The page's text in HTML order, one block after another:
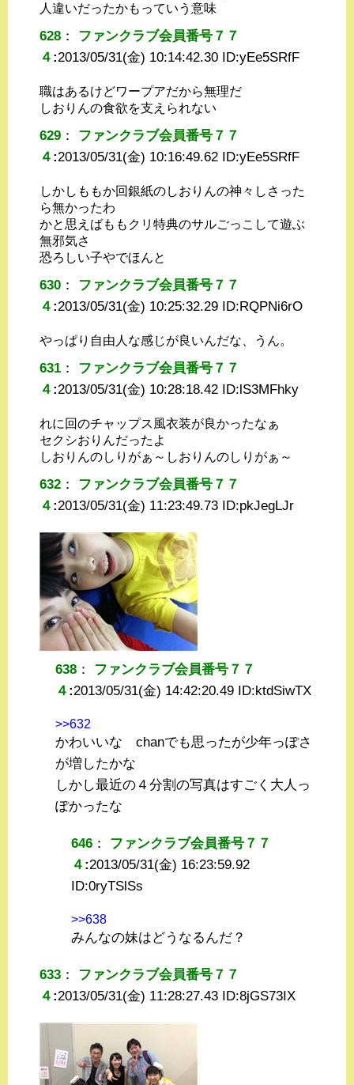
人違いだったかもっていう意味
628 ： ファンクラブ会員番号７７
４ :2013/05/31(金) 10:14:42.30 ID:yEe5SRfF
職はあるけどワープアだから無理だ
しおりんの食欲を支えられない
629 ： ファンクラブ会員番号７７
４ :2013/05/31(金) 10:16:49.62 ID:yEe5SRfF
しかしももか回銀紙のしおりんの神々しさった
ら無かったわ
かと思えばももクリ特典のサルごっこして遊ぶ
無邪気さ
恐ろしい子やでほんと
630 ： ファンクラブ会員番号７７
４ :2013/05/31(金) 10:25:32.29 ID:RQPNi6rO
やっぱり自由人な感じが良いんだな、うん。
631 ： ファンクラブ会員番号７７
４ :2013/05/31(金) 10:28:18.42 ID:lS3MFhky
れに回のチャップス風衣装が良かったなぁ
セクシおりんだったよ
しおりんのしりがぁ～しおりんのしりがぁ～
632 ： ファンクラブ会員番号７７
４ :2013/05/31(金) 11:23:49.73 ID:pkJegLJr
638 ： ファンクラブ会員番号７７
４ :2013/05/31(金) 14:42:20.49 ID:ktdSiwTX
>>632
かわいいな chanでも思ったが少年っぽさ
が増したかな
しかし最近の４分割の写真はすごく大人っ
ぽかったな
646 ： ファンクラブ会員番号７７
４ :2013/05/31(金) 16:23:59.92
ID:0ryTSlSs
>>638
みんなの妹はどうなるんだ？
633 ： ファンクラブ会員番号７７
４ :2013/05/31(金) 11:28:27.43 ID:8jGS73IX